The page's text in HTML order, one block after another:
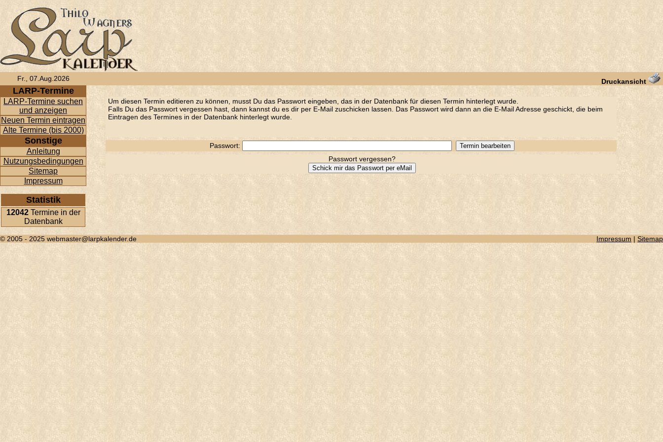
Fr., 07.Aug.2026 Druckansicht
LARP-Termine
LARP-Termine suchen
und anzeigen
Neuen Termin eintragen
Alte Termine (bis 2000)
Sonstige
Anleitung
Nutzungsbedingungen
Sitemap
Impressum
Statistik
12042Termine in der
Datenbank
Um diesen Termin editieren zu können, musst Du das Passwort eingeben, das in der Datenbank für diesen Termin hinterlegt wurde.
Falls Du das Passwort vergessen hast, dann kannst du es dir per E-Mail zuschicken lassen. Das Passwort wird dann an die E-Mail Adresse geschickt, die beim
Eintragen des Termines in der Datenbank hinterlegt wurde.
Passwort:
Passwort vergessen?
© 2005 - 2025 webmaster@larpkalender.de Impressum | Sitemap